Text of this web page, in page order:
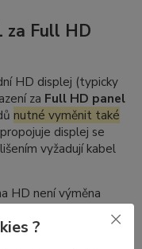
za Full HD
HD displej (typicky
za Full HD panel
nutné vyměnit také
displej se
vyžadují kabel
HD není výměna
podporují i nižší
?